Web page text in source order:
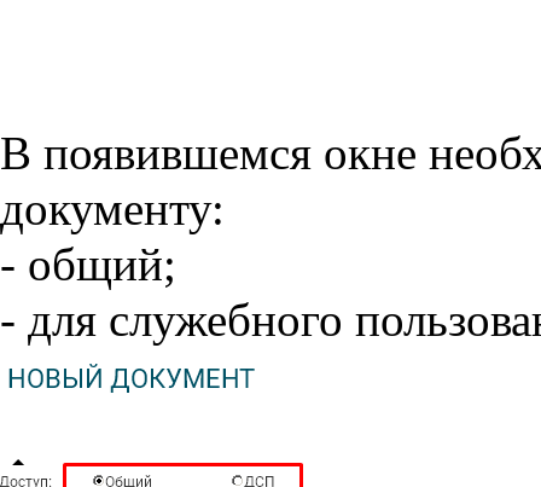
В появившемся окне
документу:
- общий;
- для служебного